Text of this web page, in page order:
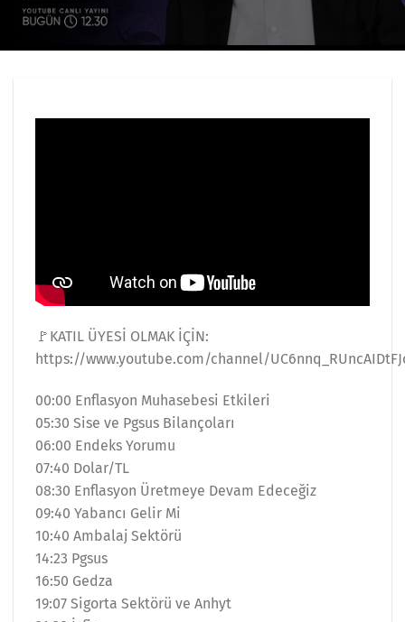
🚩KATIL ÜYESİ OLMAK İÇİN:
https://www.youtube.com/channel/
00:00 Enflasyon Muhasebesi Etkileri
05:30 Sise ve Pgsus Bilançoları
06:00 Endeks Yorumu
07:40 Dolar/TL
08:30 Enflasyon Üretmeye Devam Edeceğiz
09:40 Yabancı Gelir Mi
10:40 Ambalaj Sektörü
14:23 Pgsus
16:50 Gedza
19:07 Sigorta Sektörü ve Anhyt